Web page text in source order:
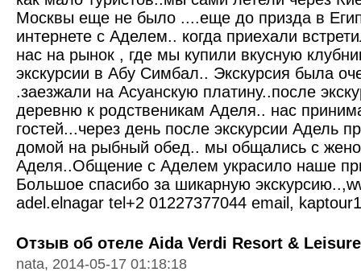
Москвы еще не было ....еще до призда в
интернете с Аделем.. когда приехали
нас на рынок , где мы купили вкусную
экскурсии в Абу Симбал.. Экскурсия была
.заезжали на Асуанскую платину..после
деревню к родственикам Аделя.. нас
гостей...через день после экскурсии Адель
домой на рыбный обед.. мы общались с
Аделя..Общение с Аделем украсило наше
Большое спасибо за шикарную
adel.elnagar tel+2 01227377044 email,
Отзыв об отеле Aida Verdi Resort &
nata, 2014-05-17 01:18:18